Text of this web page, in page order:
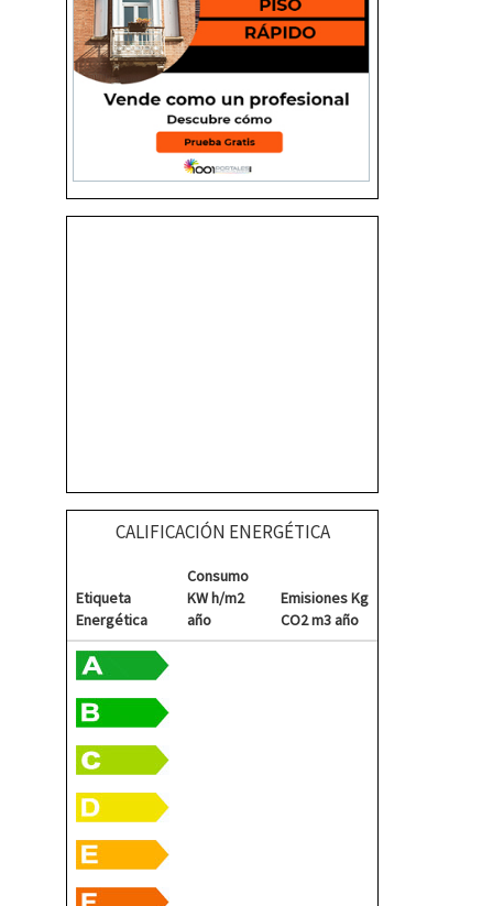
CALIFICACIÓN ENERGÉTICA
Etiqueta
Energética
Consumo
KW h/m2
año
Emisiones Kg
CO2 m3 año